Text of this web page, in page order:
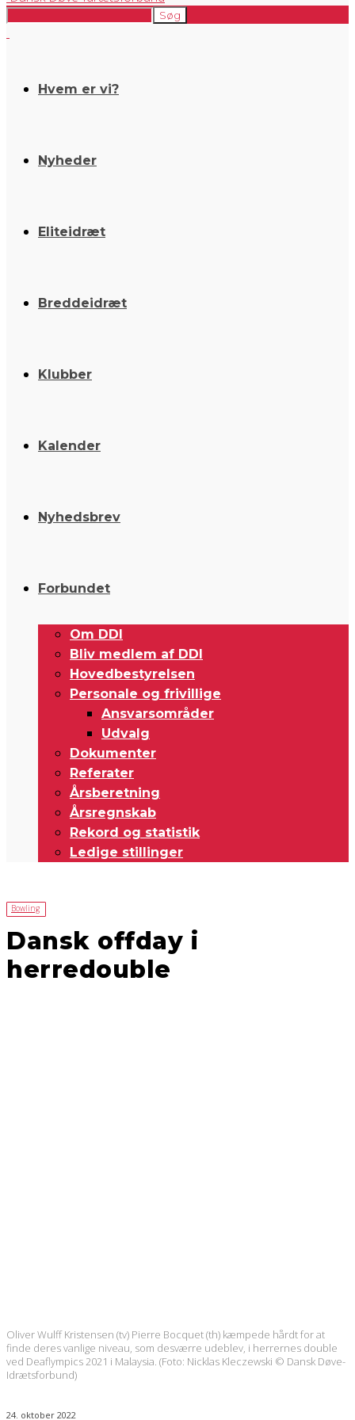
Hvem er vi?
Nyheder
Eliteidræt
Breddeidræt
Klubber
Kalender
Nyhedsbrev
Forbundet
Om DDI
Bliv medlem af DDI
Hovedbestyrelsen
Personale og frivillige
Ansvarsområder
Udvalg
Dokumenter
Referater
Årsberetning
Årsregnskab
Rekord og statistik
Ledige stillinger
Bowling
Dansk offday i
herredouble
Oliver Wulff Kristensen (tv) Pierre Bocquet (th) kæmpede hårdt for at
finde deres vanlige niveau, som desværre udeblev, i herrernes double
ved Deaflympics 2021 i Malaysia. (Foto: Nicklas Kleczewski © Dansk Døve-
Idrætsforbund)
24. oktober 2022